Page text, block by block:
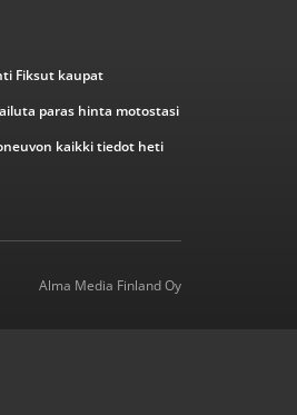
Fiksut kaupat
paras hinta motostasi
kaikki tiedot heti
Alma Media Finland Oy